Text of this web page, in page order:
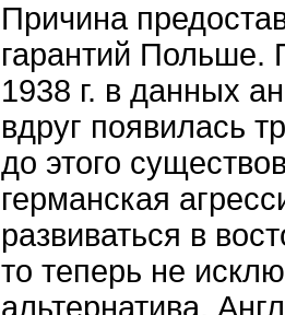
Причина
гарантий Польше.
1938 г. в данных
вдруг появилась
до этого
германская
развиваться в
то теперь не
альтернатива.